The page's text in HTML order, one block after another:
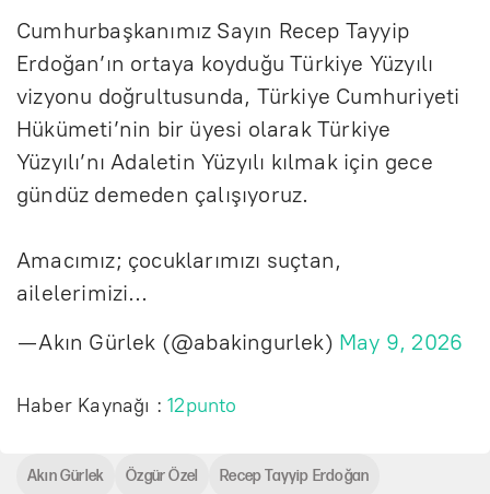
Cumhurbaşkanımız Sayın Recep Tayyip
Erdoğan’ın ortaya koyduğu Türkiye Yüzyılı
vizyonu doğrultusunda, Türkiye Cumhuriyeti
Hükümeti’nin bir üyesi olarak Türkiye
Yüzyılı’nı Adaletin Yüzyılı kılmak için gece
gündüz demeden çalışıyoruz.
Amacımız; çocuklarımızı suçtan,
ailelerimizi…
— Akın Gürlek (@abakingurlek) May 9, 2026
Haber Kaynağı :12punto
Akın Gürlek Özgür Özel Recep Tayyip Erdoğan